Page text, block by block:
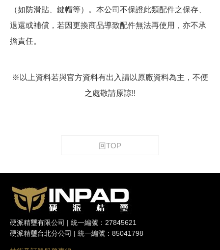
（如防滑貼、鍵帽等）。本公司不保證此類配件之保存、
退還或補償，若因更換商品導致配件無法再使用，亦不承
擔責任。
※以上資料若與官方資料有出入請以原廠資料為主，不便
之處敬請原諒!!
回TOP
硬派精璽有限公司 | 統一編號：27845621
硬派精璽台北分公司 | 統一編號：85041798